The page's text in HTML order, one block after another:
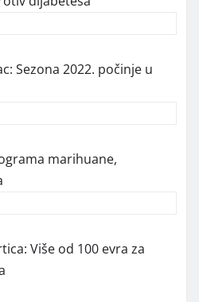
Sezona 2022. počinje u
marihuane,
Više od 100 evra za